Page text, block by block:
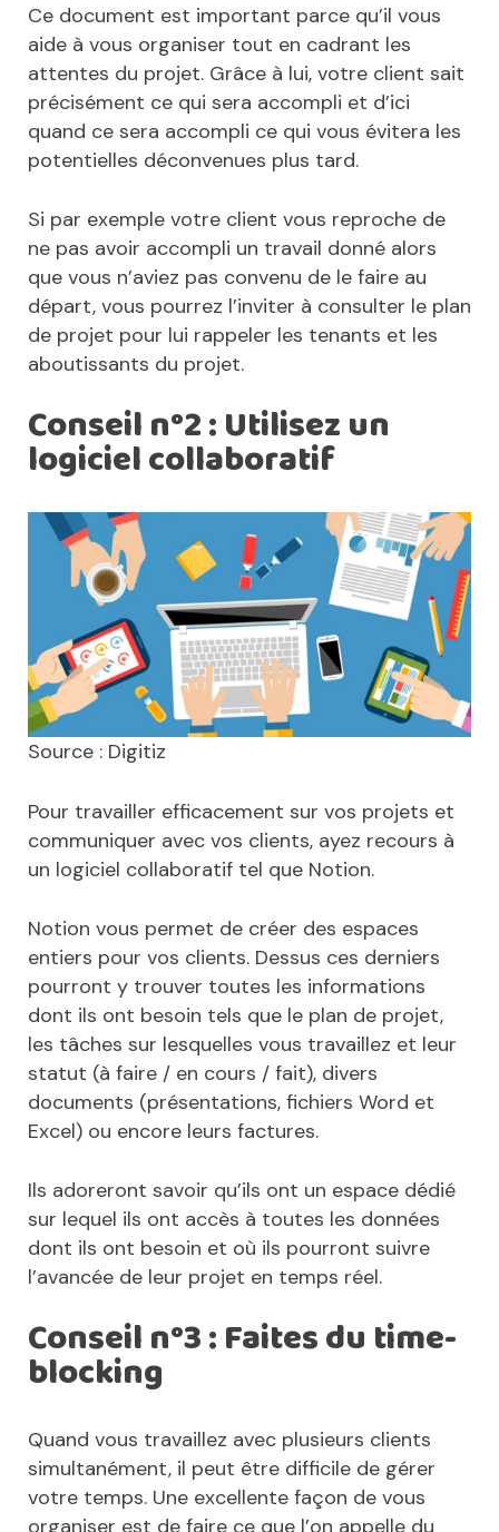
Ce document est important parce qu’il vous
aide à vous organiser tout en cadrant les
attentes du projet. Grâce à lui, votre client sait
précisément ce qui sera accompli et d’ici
quand ce sera accompli ce qui vous évitera les
potentielles déconvenues plus tard.
Si par exemple votre client vous reproche de
ne pas avoir accompli un travail donné alors
que vous n’aviez pas convenu de le faire au
départ, vous pourrez l’inviter à consulter le plan
de projet pour lui rappeler les tenants et les
aboutissants du projet.
Conseil n°2 : Utilisez un
logiciel collaboratif
Source : Digitiz
Pour travailler efficacement sur vos projets et
communiquer avec vos clients, ayez recours à
un logiciel collaboratif tel que Notion.
Notion vous permet de créer des espaces
entiers pour vos clients. Dessus ces derniers
pourront y trouver toutes les informations
dont ils ont besoin tels que le plan de projet,
les tâches sur lesquelles vous travaillez et leur
statut (à faire / en cours / fait), divers
documents (présentations, fichiers Word et
Excel) ou encore leurs factures.
Ils adoreront savoir qu’ils ont un espace dédié
sur lequel ils ont accès à toutes les données
dont ils ont besoin et où ils pourront suivre
l’avancée de leur projet en temps réel.
Conseil n°3 : Faites du time-
blocking
Quand vous travaillez avec plusieurs clients
simultanément, il peut être difficile de gérer
votre temps. Une excellente façon de vous